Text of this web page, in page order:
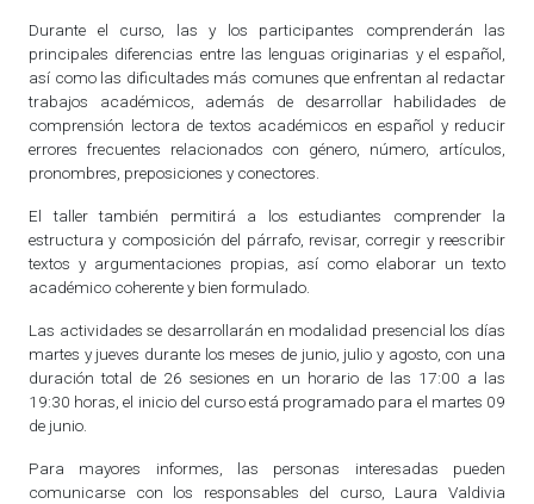
Durante el curso, las y los participantes comprenderán las
principales diferencias entre las lenguas originarias y el español,
así como las dificultades más comunes que enfrentan al redactar
trabajos académicos, además de desarrollar habilidades de
comprensión lectora de textos académicos en español y reducir
errores frecuentes relacionados con género, número, artículos,
pronombres, preposiciones y conectores.
El taller también permitirá a los estudiantes comprender la
estructura y composición del párrafo, revisar, corregir y reescribir
textos y argumentaciones propias, así como elaborar un texto
académico coherente y bien formulado.
Las actividades se desarrollarán en modalidad presencial los días
martes y jueves durante los meses de junio, julio y agosto, con una
duración total de 26 sesiones en un horario de las 17:00 a las
19:30 horas, el inicio del curso está programado para el martes 09
de junio.
Para mayores informes, las personas interesadas pueden
comunicarse con los responsables del curso, Laura Valdivia